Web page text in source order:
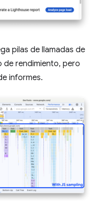
pilas de llamadas de
de rendimiento, pero
informes.